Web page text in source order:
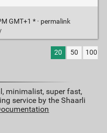
GMT+1 * · permalink
20 50 100
minimalist, super fast,
service by the Shaarli